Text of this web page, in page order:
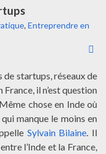
, Entreprendre en
startups, réseaux de
il n’est question
chose en Inde où
manque le moins en
Sylvain Bilaine . Il
l’Inde et la France,